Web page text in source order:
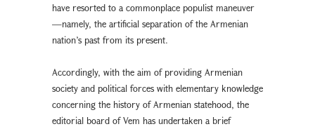
have resorted to a commonplace populist maneuver
—namely, the artificial separation of the Armenian
nation’s past from its present.
Accordingly, with the aim of providing Armenian
society and political forces with elementary knowledge
concerning the history of Armenian statehood, the
editorial board of Vem has undertaken a brief